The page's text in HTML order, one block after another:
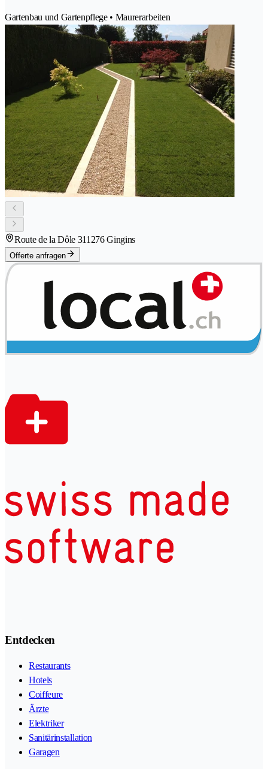
Gartenbau und Gartenpflege • Maurerarbeiten
Route de la Dôle 311276 Gingins
Offerte anfragen
Entdecken
Restaurants
Hotels
Coiffeure
Ärzte
Elektriker
Sanitärinstallation
Garagen